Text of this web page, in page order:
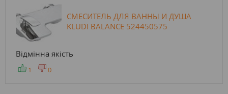
СМЕСИТЕЛЬ ДЛЯ ВАННЫ И ДУША
KLUDI BALANCE 524450575
Відмінна якість
1 0